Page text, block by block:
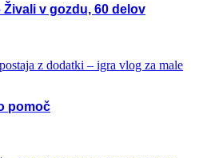
Živali v gozdu, 60 delov
pomoč